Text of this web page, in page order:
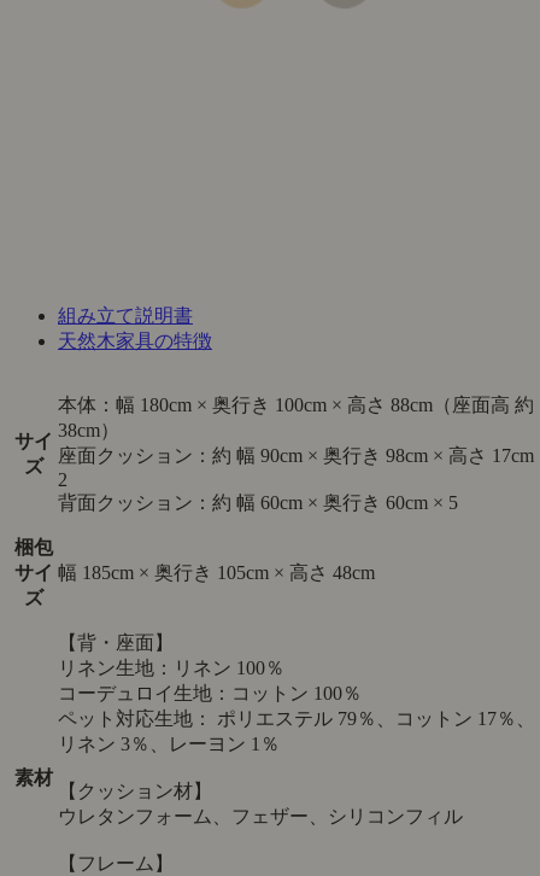
組み立て説明書
天然木家具の特徴
サイ
ズ
本体：幅 180cm × 奥行き 100cm × 高さ 88cm（座面高 約
38cm）
座面クッション：約 幅 90cm × 奥行き 98cm × 高さ 17cm
2
背面クッション：約 幅 60cm × 奥行き 60cm × 5
梱包
サイ
ズ
幅 185cm × 奥行き 105cm × 高さ 48cm
素材
【背・座面】
リネン生地：リネン 100％
コーデュロイ生地：コットン 100％
ペット対応生地： ポリエステル 79％、コットン 17％、
リネン 3％、レーヨン 1％
【クッション材】
ウレタンフォーム、フェザー、シリコンフィル
【フレーム】